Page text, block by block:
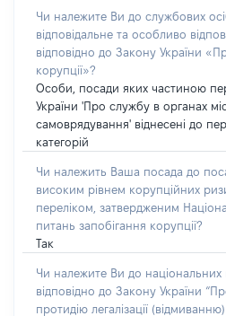
Чи належите Ви до службових
відповідальне та особливо
відповідно до Закону України
корупції»?
Особи, посади яких частиною
України 'Про службу в органах
самоврядування' віднесені до
категорій
Чи належить Ваша посада до
високим рівнем корупційних
переліком, затвердженим
питань запобігання корупції?
Так
Чи належите Ви до національних
відповідно до Закону України
протидію легалізації